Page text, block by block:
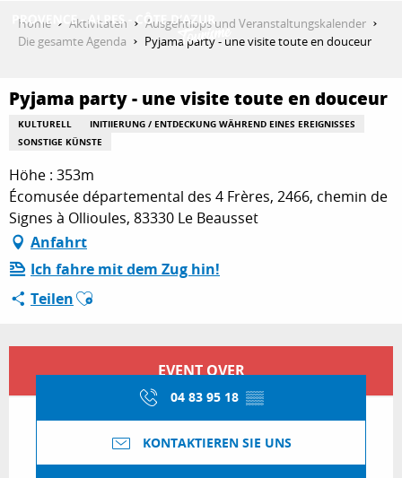
contenu
AKTIVITÄTEN
AUFENTHALT
ESPACE PRO
Home Aktivitäten
Ausgehtipps und Veranstaltungskalender
Die gesamte Agenda
Pyjama party - une visite toute en douceur
Pyjama party - une visite toute en douceur
KULTURELL
INITIIERUNG / ENTDECKUNG WÄHREND EINES EREIGNISSES
SONSTIGE KÜNSTE
Höhe : 353m
Écomusée départemental des 4 Frères, 2466, chemin de
Signes à Ollioules, 83330 Le Beausset
Anfahrt
Ich fahre mit dem Zug hin!
TeilenAjouter aux favoris
Öffnungszeiten & Kontaktdaten
EVENT OVER
04 83 95 18 ▒▒
KONTAKTIEREN SIE UNS